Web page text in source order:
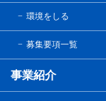
環境をしる
募集要項一覧
事業紹介